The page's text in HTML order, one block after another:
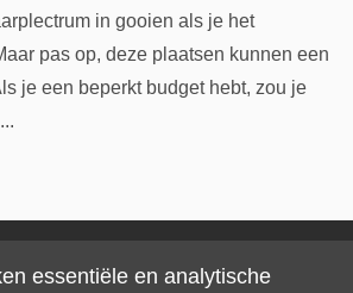
in gooien als je het
pas op, deze plaatsen kunnen een
je een beperkt budget hebt, zou je
Impressum Algemene voorwaarden
essentiële en analytische